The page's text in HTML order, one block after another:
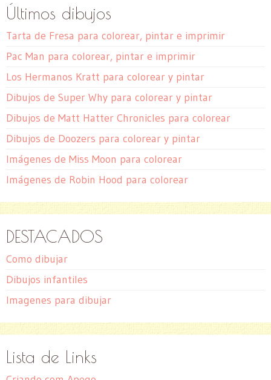
Últimos dibujos
Tarta de Fresa para colorear, pintar e imprimir
Pac Man para colorear, pintar e imprimir
Los Hermanos Kratt para colorear y pintar
Dibujos de Super Why para colorear y pintar
Dibujos de Matt Hatter Chronicles para colorear
Dibujos de Doozers para colorear y pintar
Imágenes de Miss Moon para colorear
Imágenes de Robin Hood para colorear
DESTACADOS
Como dibujar
Dibujos infantiles
Imagenes para dibujar
Lista de Links